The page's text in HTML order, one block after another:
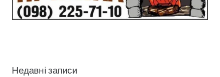
Недавні записи